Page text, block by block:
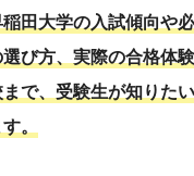
田大学の入試傾向や
び方、実際の合格体
で、受験生が知りた
。